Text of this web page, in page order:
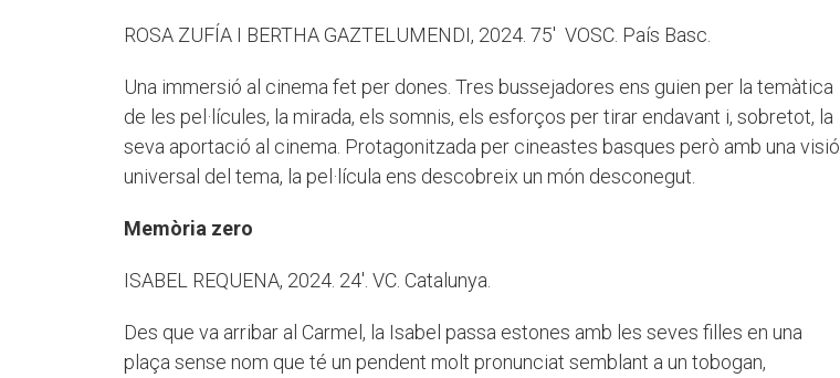
ROSA ZUFÍA I BERTHA GAZTELUMENDI, 2024. 75' VOSC. País Basc.
Una immersió al cinema fet per dones. Tres bussejadores ens guien per la temàtica
de les pel·lícules, la mirada, els somnis, els esforços per tirar endavant i, sobretot, la
seva aportació al cinema. Protagonitzada per cineastes basques però amb una visió
universal del tema, la pel·lícula ens descobreix un món desconegut.
Memòria zero
ISABEL REQUENA, 2024. 24'. VC. Catalunya.
Des que va arribar al Carmel, la Isabel passa estones amb les seves filles en una
plaça sense nom que té un pendent molt pronunciat semblant a un tobogan,